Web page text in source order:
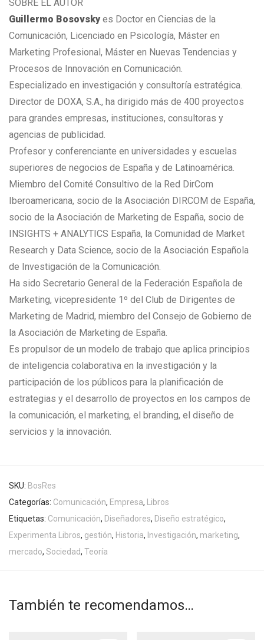
SOBRE EL AUTOR
Guillermo Bosovsky es Doctor en Ciencias de la
Comunicación, Licenciado en Psicología, Máster en
Marketing Profesional, Máster en Nuevas Tendencias y
Procesos de Innovación en Comunicación.
Especializado en investigación y consultoría estratégica.
Director de DOXA, S.A., ha dirigido más de 400 proyectos
para grandes empresas, instituciones, consultoras y
agencias de publicidad.
Profesor y conferenciante en universidades y escuelas
superiores de negocios de España y de Latinoamérica.
Miembro del Comité Consultivo de la Red DirCom
Iberoamericana, socio de la Asociación DIRCOM de España,
socio de la Asociación de Marketing de España, socio de
INSIGHTS + ANALYTICS España, la Comunidad de Market
Research y Data Science, socio de la Asociación Española
de Investigación de la Comunicación.
Ha sido Secretario General de la Federación Española de
Marketing, vicepresidente 1º del Club de Dirigentes de
Marketing de Madrid, miembro del Consejo de Gobierno de
la Asociación de Marketing de España.
Es propulsor de un modelo de trabajo que aplica principios
de inteligencia colaborativa en la investigación y la
participación de los públicos para la planificación de
estrategias y el desarrollo de proyectos en los campos de
la comunicación, el marketing, el branding, el diseño de
servicios y la innovación.
SKU: BosRes
Categorías: Comunicación, Empresa, Libros
Etiquetas: Comunicación, Diseñadores, Diseño estratégico,
Experimenta Libros, gestión, Historia, Investigación, marketing,
mercado, Sociedad, Teoría
También te recomendamos…